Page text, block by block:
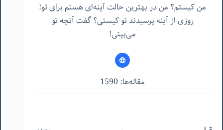
من کیستم؟ من در بهترین حالت آینه‌ای هستم برای تو!
روزی از آینه پرسیدند تو کیستی؟ گفت آنچه تو
می‌بینی!
مقاله‌ها: 1590